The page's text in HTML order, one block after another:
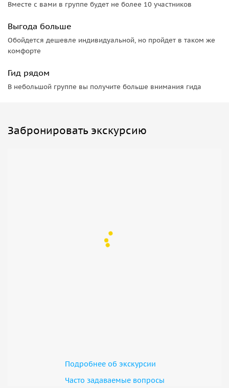
Вместе с вами в группе будет не более 10 участников
Выгода больше
Обойдется дешевле индивидуальной, но пройдет в таком же
комфорте
Гид рядом
В небольшой группе вы получите больше внимания гида
Забронировать экскурсию
Подробнее об экскурсии
Часто задаваемые вопросы